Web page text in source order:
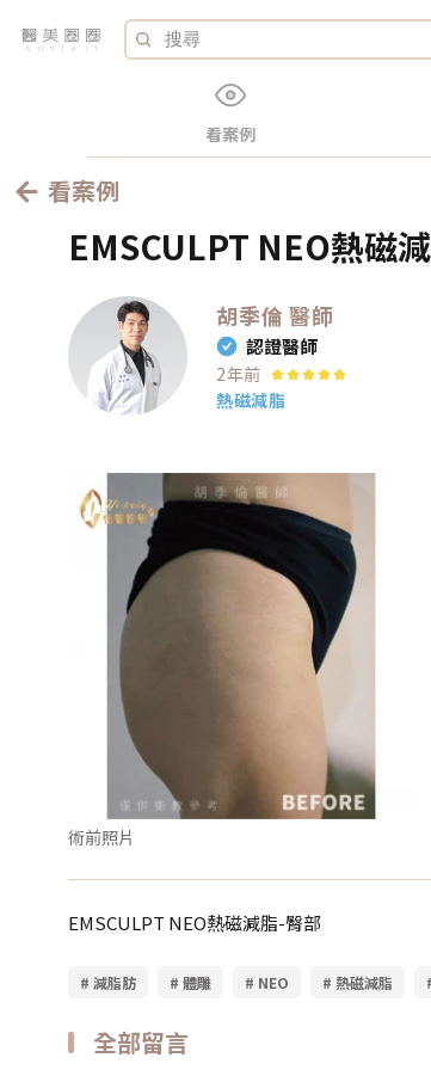
看案例
看案例
EMSCULPT NEO熱磁
胡季倫 醫師
認證醫師
2年前
熱磁減脂
術前照片
EMSCULPT NEO熱磁減脂-臀部
# 減脂肪 # 體雕 # NEO # 熱磁減脂
全部留言